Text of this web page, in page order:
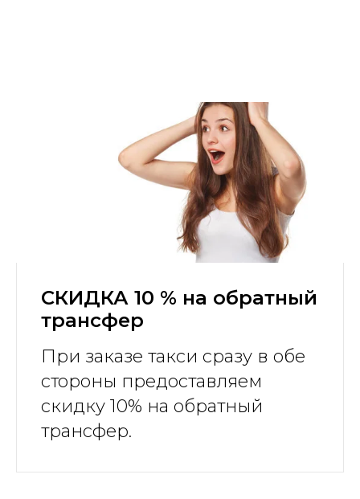
СКИДКА 10 % на обратный
трансфер
При заказе такси сразу в обе
стороны предоставляем
скидку 10% на обратный
трансфер.